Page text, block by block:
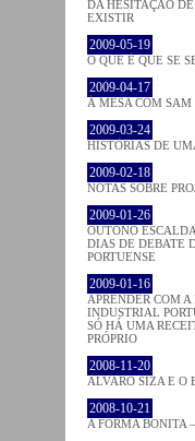
DA HESITAÇÃO
EXISTIR
2009-05-19
O QUE É QUE SE
2009-04-17
À MESA COM SAM
2009-03-24
HISTÓRIAS DE
2009-02-18
NOTAS SOBRE
2009-01-26
OUTONO
DIAS DE DEBATE
PORTUENSE
2009-01-16
APRENDER COM
INDUSTRIAL
SÓ HÁ UMA
PRÓPRIO
2008-11-20
ÁLVARO SIZA E O
2008-10-21
A FORMA BONITA